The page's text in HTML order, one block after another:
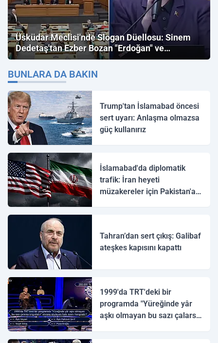
Üsküdar Meclisi'nde Slogan Düellosu: Sinem
Dedetaş'tan Ezber Bozan "Erdoğan" ve
"İmamoğlu" Çıkışı!
BUNLARA DA BAKIN
Trump'tan İslamabad öncesi
sert uyarı: Anlaşma olmazsa
güç kullanırız
İslamabad'da diplomatik
trafik: İran heyeti
müzakereler için Pakistan'a
Tahran’dan sert çıkış: Galibaf
ateşkes kapısını kapattı
1999'da TRT'deki bir
programda "Yüreğinde yâr
aşkı olmayan bu sazı çalarsa